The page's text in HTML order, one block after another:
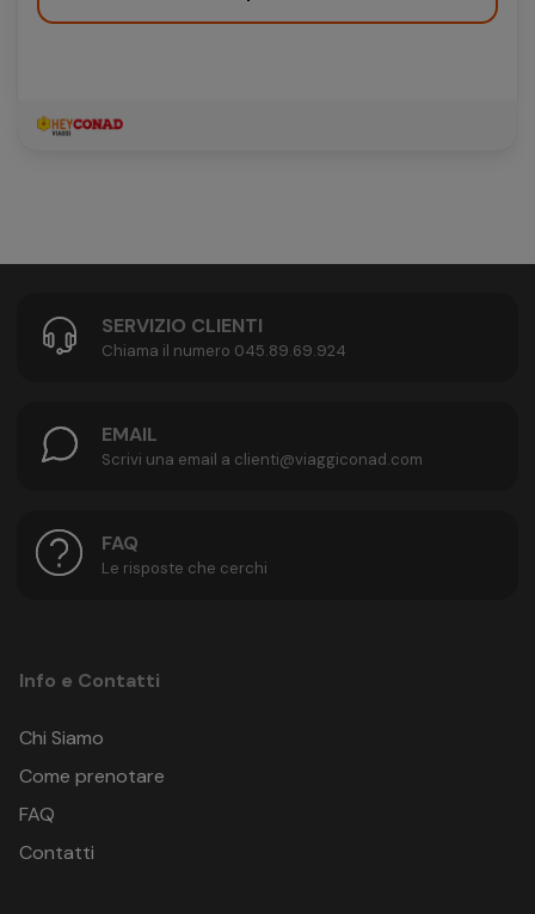
SERVIZIO CLIENTI
Chiama il numero 045.89.69.924
EMAIL
Scrivi una email a clienti@viaggiconad.com
FAQ
Le risposte che cerchi
Info e Contatti
Chi Siamo
Come prenotare
FAQ
Contatti